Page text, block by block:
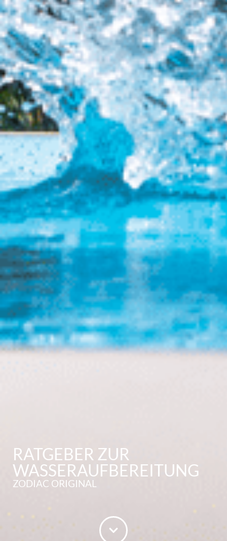
RATGEBER ZUR
WASSERAUFBEREITUNG
ZODIAC ORIGINAL